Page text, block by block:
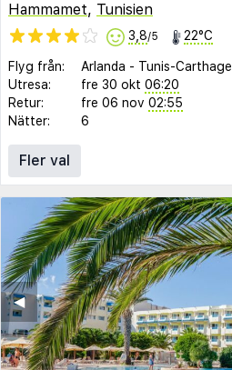
Hammamet, Tunisien
3,8/5 22°C
Flyg från: Arlanda - Tunis-Carthage
Utresa:
fre 30 okt 06:20
Retur:
fre 06 nov 02:55
Nätter:
6
Fler val
◀︎